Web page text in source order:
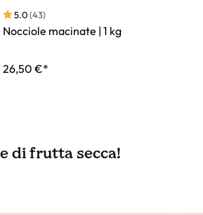
5.0(43)
Nocciole macinate | 1 kg
26,50 €*
di frutta secca!